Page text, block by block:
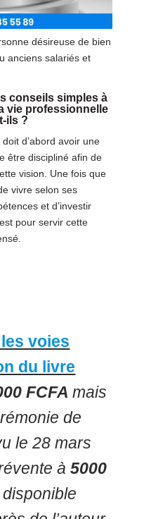
désireuse de bien
anciens salariés et
conseils simples à
vie professionnelle
ils ?
d’abord avoir une
être discipliné afin de
vision. Une fois que
vivre selon ses
et d’investir
pour servir cette
voies
du livre
FCFA mais
de
le 28 mars
à 5000